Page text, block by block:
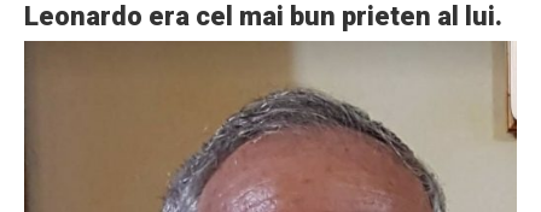
Leonardo era cel mai bun prieten al lui.